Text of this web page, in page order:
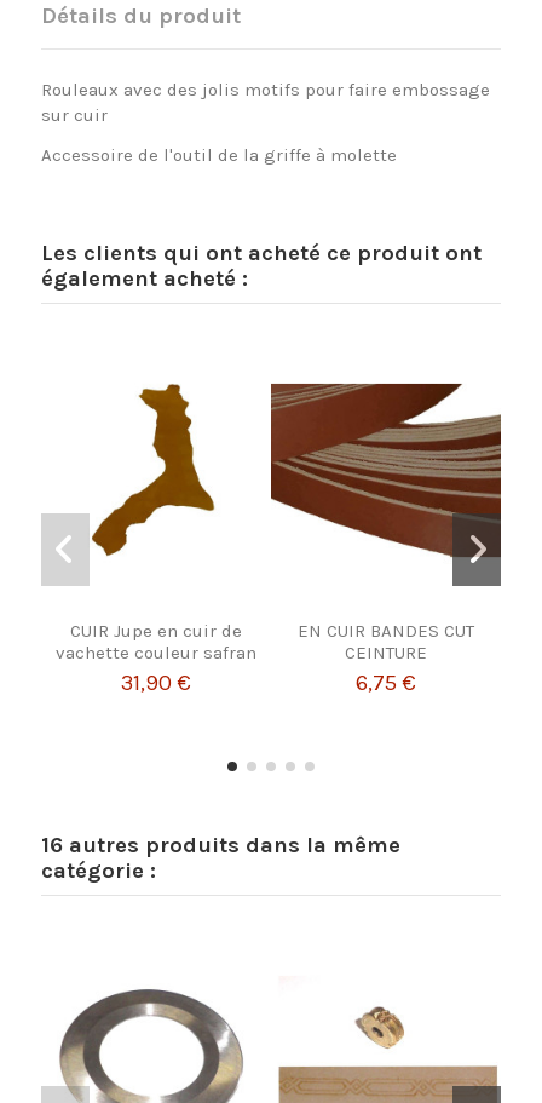
Détails du produit
Rouleaux avec des jolis motifs pour faire embossage
sur cuir
Accessoire de l'outil de la griffe à molette
Les clients qui ont acheté ce produit ont
également acheté :
CUIR Jupe en cuir de
vachette couleur safran
31,90 €
EN CUIR BANDES CUT
CEINTURE
6,75 €
16 autres produits dans la même
catégorie :